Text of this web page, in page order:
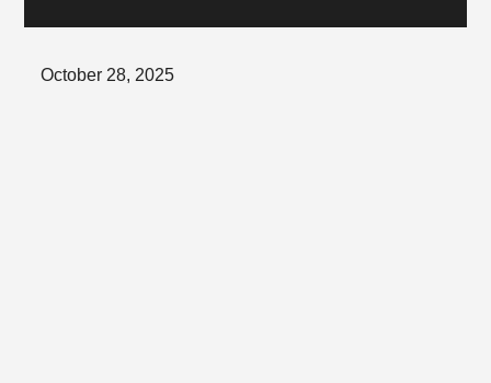
Posted
October 28, 2025